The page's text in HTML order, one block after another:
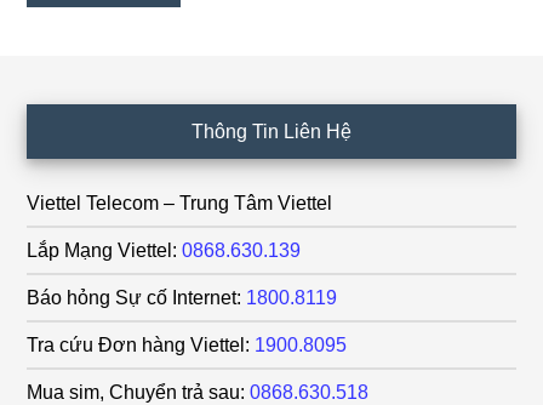
Thông Tin Liên Hệ
Viettel Telecom – Trung Tâm Viettel
Lắp Mạng Viettel: 0868.630.139
Báo hỏng Sự cố Internet: 1800.8119
Tra cứu Đơn hàng Viettel: 1900.8095
Mua sim, Chuyển trả sau: 0868.630.518